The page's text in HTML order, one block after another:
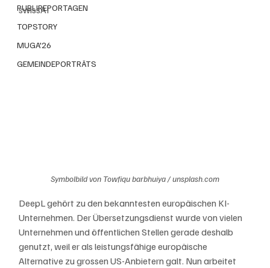
PUBLIREPORTAGEN
TOPSTORY
MUGA'26
GEMEINDEPORTRÄTS
swissAI
Symbolbild von Towfiqu barbhuiya / unsplash.com
DeepL gehört zu den bekanntesten europäischen KI-
Unternehmen. Der Übersetzungsdienst wurde von vielen
Unternehmen und öffentlichen Stellen gerade deshalb
genutzt, weil er als leistungsfähige europäische
Alternative zu grossen US-Anbietern galt. Nun arbeitet